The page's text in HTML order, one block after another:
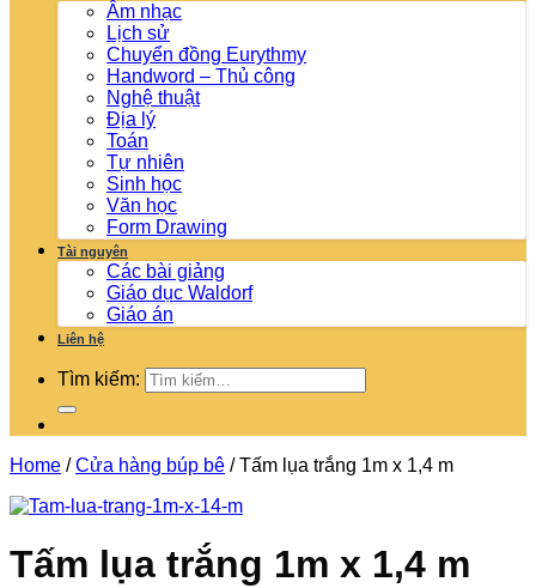
Âm nhạc
Lịch sử
Chuyển đồng Eurythmy
Handword – Thủ công
Nghệ thuật
Địa lý
Toán
Tự nhiên
Sinh học
Văn học
Form Drawing
Tài nguyên
Các bài giảng
Giáo dục Waldorf
Giáo án
Liên hệ
Tìm kiếm:
Home /Cửa hàng búp bê /Tấm lụa trắng 1m x 1,4 m
Tấm lụa trắng 1m x 1,4 m